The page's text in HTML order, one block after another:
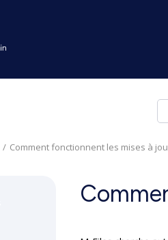
Comment fonctionnent les mises à